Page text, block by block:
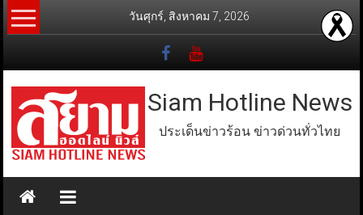
Skip
to
วันศุกร์, สิงหาคม 7, 2026
Siam Hotline News
ประเด็นข่าวร้อน ข่าวด่วนทั่วไทย